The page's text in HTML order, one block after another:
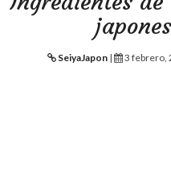
SeiyaJapon| 3 febrero,